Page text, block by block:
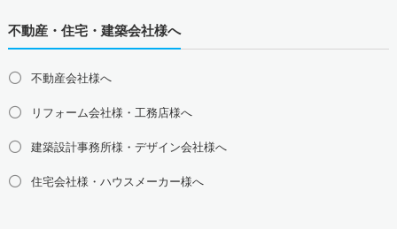
富山県の占い師募集・求人
福井県の占い師募集・求人
関西地方の占い師募集・求人
大阪府の占い師募集・求人
兵庫県の占い師募集・求人
奈良県の占い師募集・求人
和歌山県の占い師募集・求人
中国地方の占い師募集・求人
不動産・住宅・建築会社様へ
不動産会社様へ
リフォーム会社様・工務店様へ
建築設計事務所様・デザイン会社様へ
住宅会社様・ハウスメーカー様へ